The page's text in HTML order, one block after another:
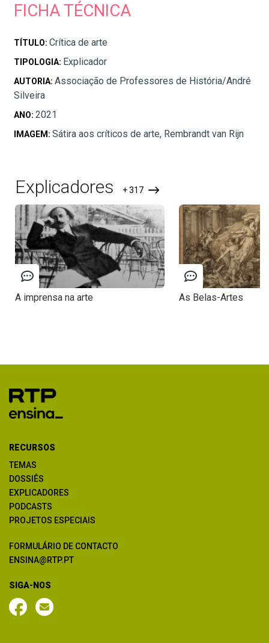
FICHA TÉCNICA
TÍTULO: Crítica de arte
TIPOLOGIA: Explicador
AUTORIA: Associação de Professores de História/André
Silveira
ANO: 2021
IMAGEM: Sátira aos críticos de arte, Rembrandt van Rijn
Explicadores + 317
A imprensa na arte As Belas-Artes
RECURSOS
TEMAS
DOSSIÊS
EXPLICADORES
PODCASTS
PROJETOS ESPECIAIS
FORMULÁRIO DE CONTACTO
ENSINA@RTP.PT
SIGA-NOS